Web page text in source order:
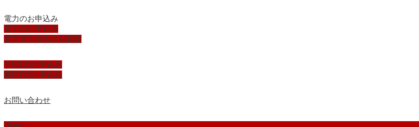
電力のお申込み
電力のお申込み
東京電力管内のお客様
卒FITのお申込み
非FITのお申込み
お問い合わせ
Home